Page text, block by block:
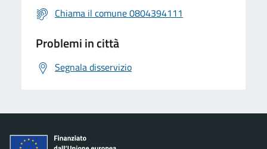
Chiama il comune 0804394111
Problemi in città
Segnala disservizio